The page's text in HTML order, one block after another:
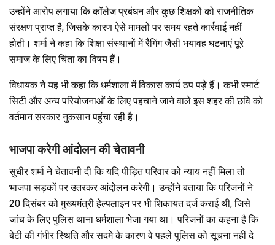
उन्होंने आरोप लगाया कि कॉलेज प्रबंधन और कुछ शिक्षकों को राजनीतिक
संरक्षण प्राप्त है, जिसके कारण ऐसे मामलों पर समय रहते कार्रवाई नहीं
होती। शर्मा ने कहा कि शिक्षा संस्थानों में रैगिंग जैसी भयावह घटनाएं पूरे
समाज के लिए चिंता का विषय हैं।
विधायक ने यह भी कहा कि धर्मशाला में विकास कार्य ठप पड़े हैं। कभी स्मार्ट
सिटी और अन्य परियोजनाओं के लिए पहचाने जाने वाले इस शहर की छवि को
वर्तमान सरकार नुकसान पहुंचा रही है।
भाजपा करेगी आंदोलन की चेतावनी
सुधीर शर्मा ने चेतावनी दी कि यदि पीड़ित परिवार को न्याय नहीं मिला तो
भाजपा सड़कों पर उतरकर आंदोलन करेगी। उन्होंने बताया कि परिजनों ने
20 दिसंबर को मुख्यमंत्री हेल्पलाइन पर भी शिकायत दर्ज कराई थी, जिसे
जांच के लिए पुलिस थाना धर्मशाला भेजा गया था। परिजनों का कहना है कि
बेटी की गंभीर स्थिति और सदमे के कारण वे पहले पुलिस को सूचना नहीं दे